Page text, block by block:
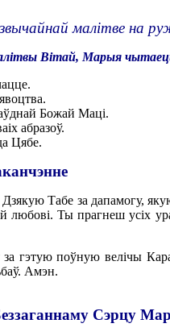
малітве на
Вітай, Марыя
Божай Маці.
абразоў.
Цябе.
Табе за дапамогу,
любові. Ты прагнеш усіх
гэтую поўную велічы
Амэн.
Сэрцу